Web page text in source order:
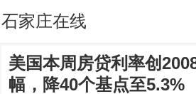
石家庄在线
美国本周房贷利率创
幅，降40个基点至5.3%